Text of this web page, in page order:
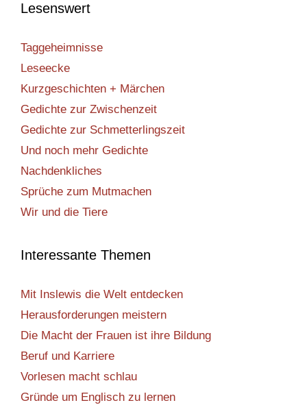
Lesenswert
Taggeheimnisse
Leseecke
Kurzgeschichten + Märchen
Gedichte zur Zwischenzeit
Gedichte zur Schmetterlingszeit
Und noch mehr Gedichte
Nachdenkliches
Sprüche zum Mutmachen
Wir und die Tiere
Interessante Themen
Mit Inslewis die Welt entdecken
Herausforderungen meistern
Die Macht der Frauen ist ihre Bildung
Beruf und Karriere
Vorlesen macht schlau
Gründe um Englisch zu lernen